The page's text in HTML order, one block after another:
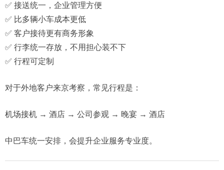
✅ 接送统一，企业管理方便
✅ 比多辆小车成本更低
✅ 客户接待更有商务形象
✅ 行李统一存放，不用担心装不下
✅ 行程可定制
对于外地客户来京考察，常见行程是：
机场接机 → 酒店 → 公司参观 → 晚宴 → 酒店
中巴车统一安排，会提升企业服务专业度。